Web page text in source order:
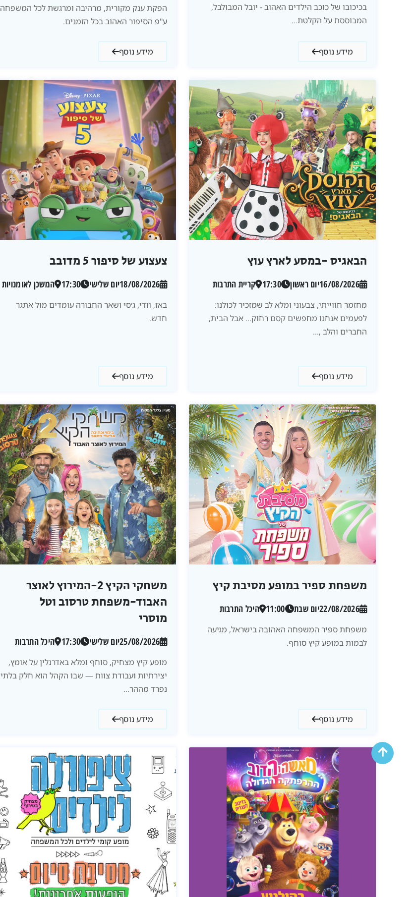
בכיכובו של כוכב הילדים האהוב - יובל המבולבל,
המבוססת על הקלטת...
מידע נוסף
הפקת ענק מקורית, מרהיבה ומרגשת לכל המשפחה
ע''פ הסיפור האהוב בכל הזמנים.
מידע נוסף
הבאגיס -במסע לארץ עוץ
16/08/2026יום ראשון 17:30 קריית התרבות
מחזמר חווייתי, צבעוני ומלא לב שמזכיר לכולנו:
לפעמים אנחנו מחפשים קסם רחוק… אבל הבית,
החברים והלב ,...
מידע נוסף
צעצוע של סיפור 5 מדובב
18/08/2026יום שלישי 17:30 המשכן לאומנויות
באז, וודי, ג׳סי ושאר החבורה עומדים מול אתגר
חדש.
מידע נוסף
משפחת ספיר במופע מסיבת קיץ
22/08/2026יום שבת 11:00 היכל התרבות
משפחת ספיר המשפחה האהובה בישראל, מגיעה
לבמות במופע קיץ סוחף.
מידע נוסף
משחקי הקיץ 2-המירוץ לאוצר
האבוד-משפחת טרסוב וטל
מוסרי
25/08/2026יום שלישי 17:30 היכל התרבות
מופע קיץ מצחיק, סוחף ומלא באדרנלין על אומץ,
יצירתיות ועבודת צוות — שבו הקהל הוא חלק בלתי
נפרד מההר...
מידע נוסף